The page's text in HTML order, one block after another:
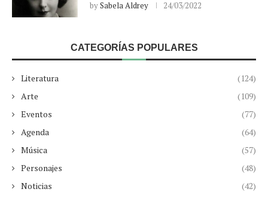
bySabela Aldrey 24/03/2022
CATEGORÍAS POPULARES
Literatura
(124)
Arte
(109)
Eventos
(77)
Agenda
(64)
Música
(57)
Personajes
(48)
Noticias
(42)